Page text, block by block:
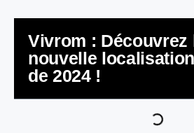
Vivrom : Découvrez
nouvelle
de 2024 !